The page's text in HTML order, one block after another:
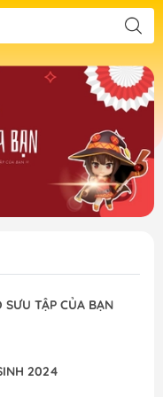
TẬP CỦA BẠN
2024